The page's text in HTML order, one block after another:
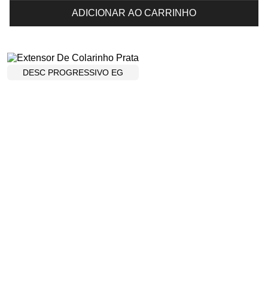
ADICIONAR AO CARRINHO
DESC PROGRESSIVO EG